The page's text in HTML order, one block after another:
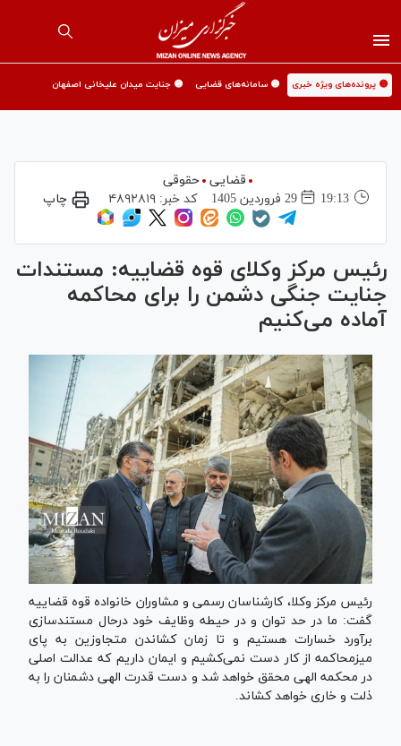
🟡 پرونده‌های ویژه خبری 🟡 سامانه‌های قضایی 🟡 جنایت میدان علیخانی اصفهان
قضایی حقوقی
19:13
29 فروردين 1405 کد خبر: ۴۸۹۲۸۱۹ چاپ
رئیس مرکز وکلای قوه قضاییه: مستندات
جنایت جنگی دشمن را برای محاکمه
آماده می‌کنیم
رئیس مرکز وکلا، کارشناسان رسمی و مشاوران خانواده قوه قضاییه
گفت: ما در حد توان و در حیطه وظایف خود درحال مستندسازی
برآورد خسارات هستیم و تا زمان کشاندن متجاوزین به پای
میزمحاکمه از کار دست نمی‌کشیم و ایمان داریم که عدالت اصلی
در محکمه الهی محقق خواهد شد و دست قدرت الهی دشمنان را به
ذلت و خاری خواهد کشاند.